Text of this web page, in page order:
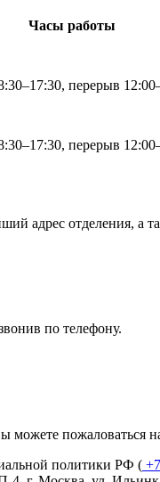
Часы работы
перерыв
перерыв
адрес отделения, а
по телефону.
пожаловаться
политики РФ (